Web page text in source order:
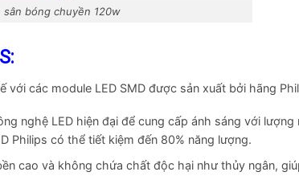
bóng chuyền 120w
với các module LED SMD được sản xuất bởi hãng
nghệ LED hiện đại để cung cấp ánh sáng với lượng
Philips có thể tiết kiệm đến 80% năng lượng.
cao và không chứa chất độc hại như thủy ngân,